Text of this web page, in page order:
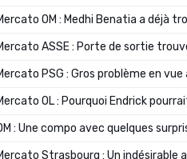
OM : Medhi Benatia a déjà
ASSE : Porte de sortie
PSG : Gros problème en vue
OL : Pourquoi Endrick
: Une compo avec quelques
Strasbourg : Un indésirable a